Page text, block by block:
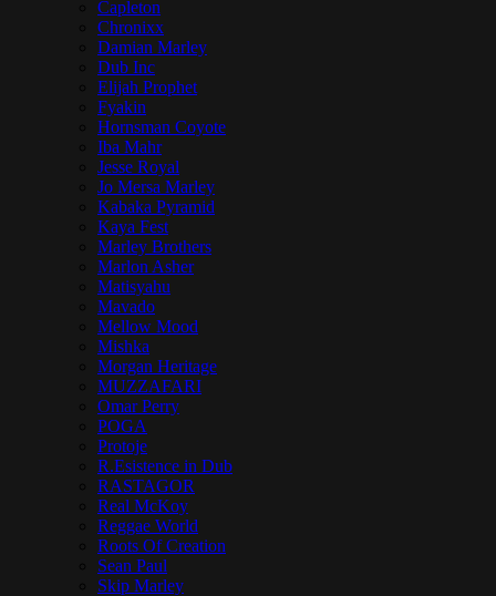
Capleton
Chronixx
Damian Marley
Dub Inc
Elijah Prophet
Fyakin
Hornsman Coyote
Iba Mahr
Jesse Royal
Jo Mersa Marley
Kabaka Pyramid
Kaya Fest
Marley Brothers
Marlon Asher
Matisyahu
Mavado
Mellow Mood
Mishka
Morgan Heritage
MUZZAFARI
Omar Perry
POGA
Protoje
R.Esistence in Dub
RASTAGOR
Real McKoy
Reggae World
Roots Of Creation
Sean Paul
Skip Marley